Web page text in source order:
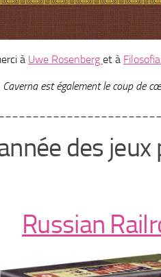
à Uwe Rosenberg et à Filosofia
Caverna est également le coup de
des
Russian